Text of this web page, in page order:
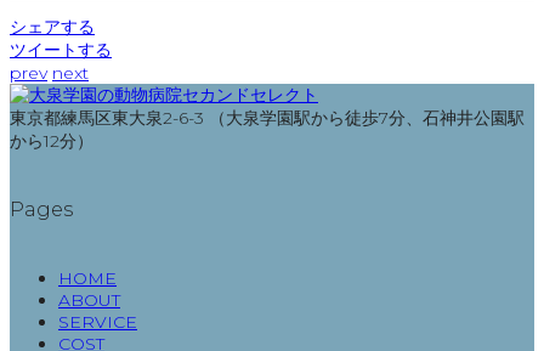
シェアする
ツイートする
prev next
東京都練馬区東大泉2-6-3 （大泉学園駅から徒歩7分、石神井公園駅
から12分）
Pages
HOME
ABOUT
SERVICE
COST